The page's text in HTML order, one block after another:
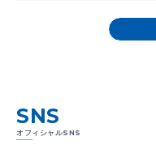
SNS
オフィシャルSNS